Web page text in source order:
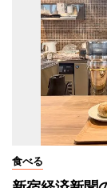
食べる